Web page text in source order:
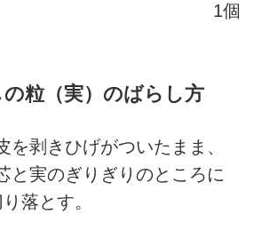
1個
粒（実）のばらし方
を剥きひげがついたまま、
と実のぎりぎりのところに
落とす。